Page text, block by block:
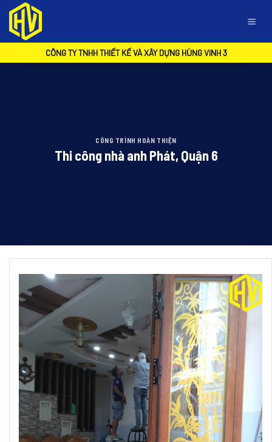
Skip
content
CÔNG TY TNHH THIẾT KẾ VÀ XÂY DỰNG HÙNG VINH 3
CÔNG TRÌNH HOÀN THIỆN
Thi công nhà anh Phát, Quận 6